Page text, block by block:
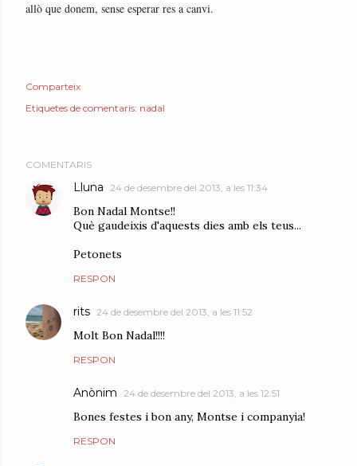
allò que donem, sense esperar res a canvi.
Comparteix
Etiquetes de comentaris: nadal
COMENTARIS
Lluna 24 de desembre del 2013, a les 11:34
Bon Nadal Montse!!
Què gaudeixis d'aquests dies amb els teus...
Petonets
RESPON
rits 24 de desembre del 2013, a les 11:52
Molt Bon Nadal!!!!
RESPON
Anònim 24 de desembre del 2013, a les 12:51
Bones festes i bon any, Montse i companyia!
RESPON